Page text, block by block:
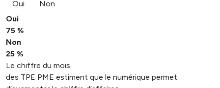
Oui
Non
Oui
75 %
Non
25 %
Le chiffre du mois
des TPE PME estiment que le numérique permet